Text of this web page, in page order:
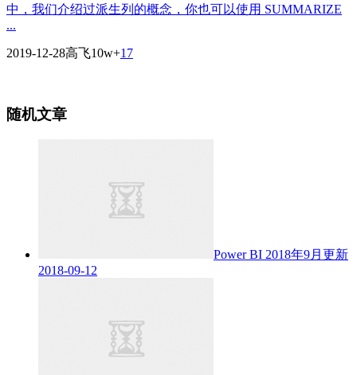
中，我们介绍过派生列的概念，你也可以使用 SUMMARIZE
...
2019-12-28高飞10w+17
随机文章
Power BI 2018年9月更新
2018-09-12